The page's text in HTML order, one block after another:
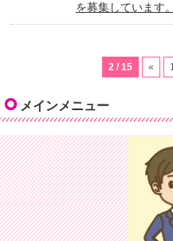
を募集しています。
2 / 15 « 1
メインメニュー